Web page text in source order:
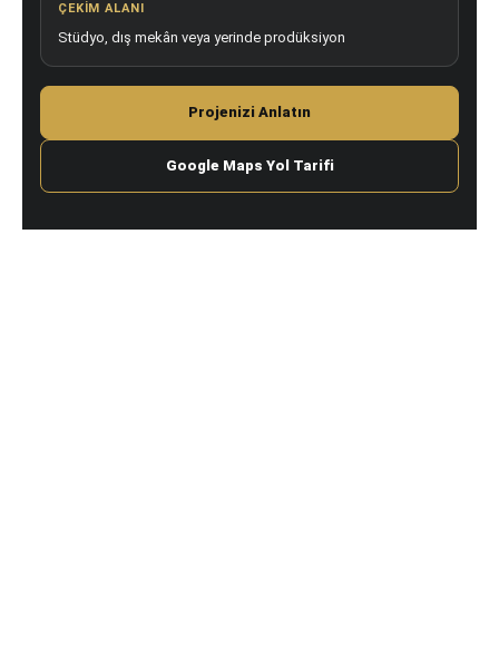
ÇEKIM ALANI
Stüdyo, dış mekân veya yerinde prodüksiyon
Projenizi Anlatın
Google Maps Yol Tarifi